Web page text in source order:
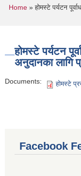
You are
Home» होमस्टे पर्यटन
होमस्टे पर्यटन
अनुदानका लागि
Documents: होमस्टे
Facebook